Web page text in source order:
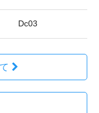
Dc03